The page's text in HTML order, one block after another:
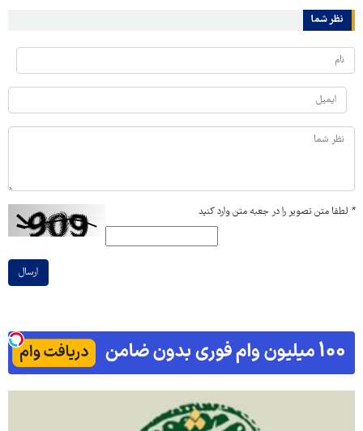
نظر شما
* لطفا متن تصویر را در جعبه متن وارد کنید
ارسال